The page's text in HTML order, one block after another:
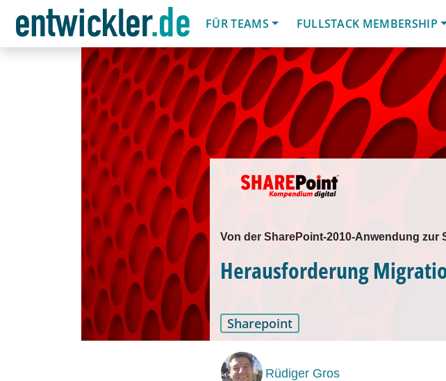
FÜR TEAMS
FULLSTACK MEMBERSHIP
Von der SharePoint-2010-Anwendung zur
Herausforderung
Sharepoint
Rüdiger Gros